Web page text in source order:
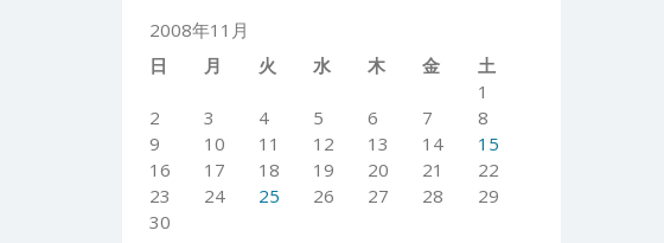
2008年11月
日
月 火 水 木 金
土
1
2
3 4 5 6 7
8
9
10 11 12 13 14
15
16
17 18 19 20 21
22
23
24 25 26 27 28
29
30